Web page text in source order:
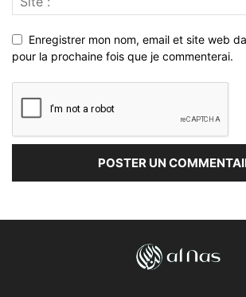
Enregistrer mon nom, email et site web
pour la prochaine fois que je commenterai.